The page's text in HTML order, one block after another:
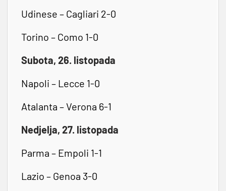
Udinese – Cagliari 2-0
Torino – Como 1-0
Subota, 26. listopada
Napoli – Lecce 1-0
Atalanta – Verona 6-1
Nedjelja, 27. listopada
Parma – Empoli 1-1
Lazio – Genoa 3-0